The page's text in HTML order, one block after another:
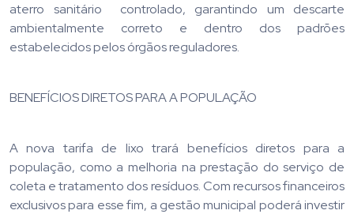
aterro sanitário controlado, garantindo um descarte
ambientalmente correto e dentro dos padrões
estabelecidos pelos órgãos reguladores.
BENEFÍCIOS DIRETOS PARA A POPULAÇÃO
A nova tarifa de lixo trará benefícios diretos para a
população, como a melhoria na prestação do serviço de
coleta e tratamento dos resíduos. Com recursos financeiros
exclusivos para esse fim, a gestão municipal poderá investir